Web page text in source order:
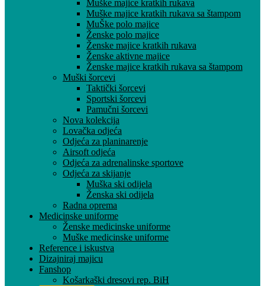
Muške majice kratkih rukava
Muške majice kratkih rukava sa štampom
MuŠke polo majice
Ženske polo majice
Ženske majice kratkih rukava
Ženske aktivne majice
Ženske majice kratkih rukava sa štampom
Muški šorcevi
Taktički šorcevi
Sportski šorcevi
Pamučni šorcevi
Nova kolekcija
Lovačka odjeća
Odjeća za planinarenje
Airsoft odjeća
Odjeća za adrenalinske sportove
Odjeća za skijanje
Muška ski odijela
Ženska ski odijela
Radna oprema
Medicinske uniforme
Ženske medicinske uniforme
Muške medicinske uniforme
Reference i iskustva
Dizajniraj majicu
Fanshop
Košarkaški dresovi rep. BiH